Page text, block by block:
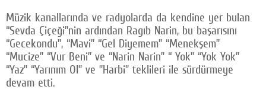
Müzik kanallarında ve radyolarda da kendine yer bulan
“Sevda Çiçeği”nin ardından Ragıb Narin, bu başarısını
“Gecekondu”, “Mavi” “Gel Diyemem” “Menekşem”
“Mucize” “Vur Beni” ve “Narin Narin” “ Yok” “Yok Yok”
“Yaz” “Yarınım Ol” ve ”Harbi” teklileri ile sürdürmeye
devam etti.